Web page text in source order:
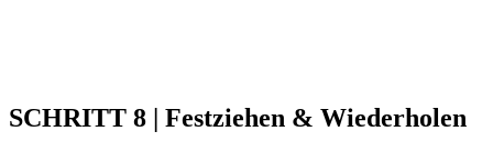
SCHRITT 8 | Festziehen & Wiederholen